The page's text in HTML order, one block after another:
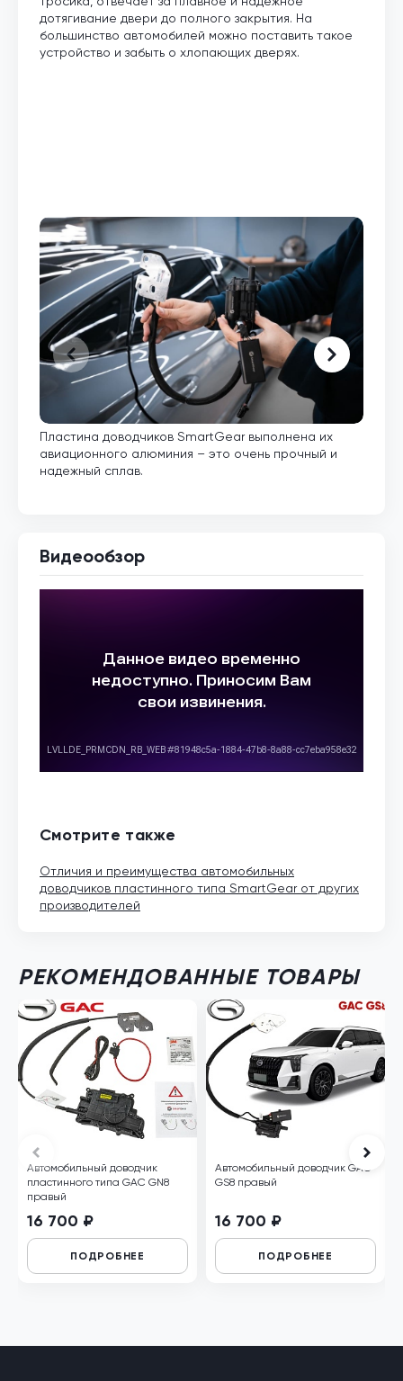
дотягивание двери до полного закрытия. На
большинство автомобилей можно поставить такое
устройство и забыть о хлопающих дверях.
Пластина доводчиков SmartGear выполнена их
авиационного алюминия – это очень прочный и
надежный сплав.
Видеообзор
Смотрите также
Отличия и преимущества автомобильных
доводчиков пластинного типа SmartGear от других
производителей
РЕКОМЕНДОВАННЫЕ ТОВАРЫ
Автомобильный доводчик
пластинного типа GAC GN8
правый
16 700 ₽
ПОДРОБНЕЕ
Автомобильный доводчик GAC
GS8 правый
16 700 ₽
ПОДРОБНЕЕ